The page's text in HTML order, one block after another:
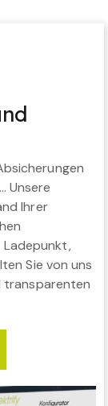
Unsere
Ihrer
Ladepunkt,
Sie von uns
transparenten